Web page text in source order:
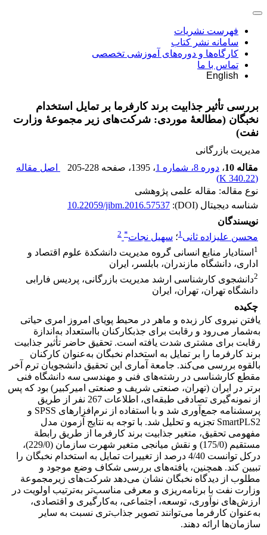
فهرست نشریات
سامانه نشر کتاب
کارگاه‌ها و دوره‌های آموزشی تخصصی
تماس با ما
English
بررسی تأثیر جذابیت برند کارفرما بر تمایل استخدام
نخبگان (مطالعۀ موردی: شرکت‌های زیر مجموعۀ وزارت
نفت)
مدیریت بازرگانی
مقاله 10
، دوره 8، شماره 1 ، 1395 ، صفحه 205-228
اصل مقاله
(
340.22 K
)
نوع مقاله: مقاله علمی پژوهشی
شناسه دیجیتال (DOI):
10.22059/jibm.2016.57537
نویسندگان
محسن علیزاده ثانی1؛ سهیل نجات*
2
1 استادیار منابع انسانی گروه مدیریت دانشکدة علوم اقتصاد و
اداری، دانشگاه مازندران، بابلسر، ایران
2دانشجوی کارشناسی ارشد مدیریت بازرگانی، پردیس فارابی
دانشگاه تهران، تهران، ایران
چکیده
یافتن نیروی کار زبده و ماهر در محیط پویای امروز امری حیاتی
به‌شمار می‌رود و رقابت برای جذبکارکنان بااستعداد به‌اندازة
رقابت برای مشتری شدت یافته است. تحقیق حاضر تأثیر جذابیت
برند کارفرما را بر تمایل به استخدام نخبگان به‌عنوان کارکنان
بالقوه بررسی می‌کند. جامعة آماری این تحقیق دانشجویان ترم آخر
مقطع کارشناسی در رشته‌های فنی و مهندسی سه دانشگاه فنی
برتر در ایران (تهران، صنعتی شریف و صنعتی امیرکبیر) بود که پس
از نمونه‌گیری تصادفی طبقه‌ای، اطلاعات 267 نفر از طریق
پرسشنامه جمع‌آوری شد و با استفاده از نرم‌افزارهای SPSS و
SmartPLS2 تجزیه و تحلیل شد. با توجه به نتایج آزمون مدل
مفهومی تحقیق، متغیر جذابیت برند کارفرما از طریق رابطة
مستقیم (175/0) و نقش میانجی متغیر شهرت سازمان (229/0)،
درکل توانست 4/40 درصد از تغییرات تمایل به استخدام نخبگان را
تبیین کند. همچنین، یافته‌های بررسی شکاف وضع موجود و
مطلوب از دیدگاه نخبگان نشان می‌دهد شرکت‌های زیرمجموعة
وزارت نفت با برنامه‌ریزی و معرفی مناسب‌تر به‌ترتیب اولویت در
ارزش‌های نوآوری، توسعه، اجتماعی، به‌کارگیری و اقتصادی،
به‌عنوان کارفرما می‌توانند تصویر جذاب‌تری نسبت به سایر
سازمان‌ها ارائه دهند.